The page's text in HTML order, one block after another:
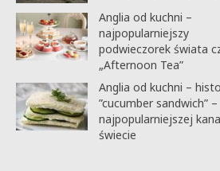
Anglia od kuchni –
najpopularniejszy
podwieczorek świata
„Afternoon Tea”
Anglia od kuchni –
”cucumber sandwich” –
najpopularniejszej
świecie